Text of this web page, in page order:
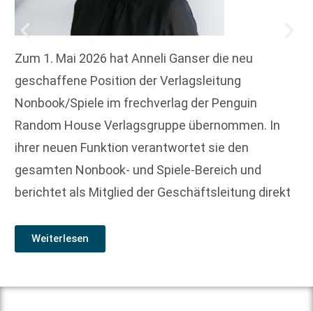
Zum 1. Mai 2026 hat Anneli Ganser die neu
geschaffene Position der Verlagsleitung
Nonbook/Spiele im frechverlag der Penguin
Random House Verlagsgruppe übernommen. In
ihrer neuen Funktion verantwortet sie den
gesamten Nonbook- und Spiele-Bereich und
berichtet als Mitglied der Geschäftsleitung direkt
Weiterlesen